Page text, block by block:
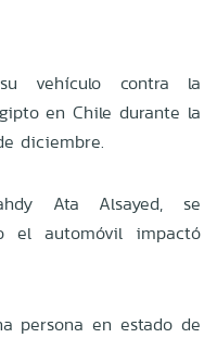
vehículo contra la
en Chile durante la
diciembre.
Ata Alsayed, se
el automóvil impactó
persona en estado de